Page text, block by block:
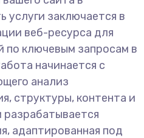
услуги заключается в
веб-ресурса для
по ключевым запросам в
начинается с
анализ
структуры, контента и
адаптированная под